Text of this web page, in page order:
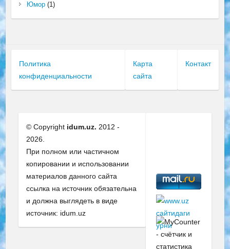
Юмор(1)
Политика
конфиденциальности
Карта
сайта
Контакт
© Copyright idum.uz. 2012 -
2026.
При полном или частичном
копировании и использовании
материалов данного сайта
ссылка на источник обязательна
и должна выглядеть в виде
источник: idum.uz